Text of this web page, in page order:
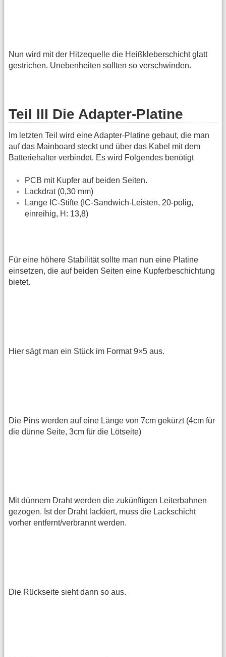
Nun wird mit der Hitzequelle die Heißkleberschicht glatt
gestrichen. Unebenheiten sollten so verschwinden.
Teil III Die Adapter-Platine
Im letzten Teil wird eine Adapter-Platine gebaut, die man
auf das Mainboard steckt und über das Kabel mit dem
Batteriehalter verbindet. Es wird Folgendes benötigt
PCB mit Kupfer auf beiden Seiten.
Lackdrat (0,30 mm)
Lange IC-Stifte (IC-Sandwich-Leisten, 20-polig,
einreihig, H: 13,8)
Für eine höhere Stabilität sollte man nun eine Platine
einsetzen, die auf beiden Seiten eine Kupferbeschichtung
bietet.
Hier sägt man ein Stück im Format 9×5 aus.
Die Pins werden auf eine Länge von 7cm gekürzt (4cm für
die dünne Seite, 3cm für die Lötseite)
Mit dünnem Draht werden die zukünftigen Leiterbahnen
gezogen. Ist der Draht lackiert, muss die Lackschicht
vorher entfernt/verbrannt werden.
Die Rückseite sieht dann so aus.